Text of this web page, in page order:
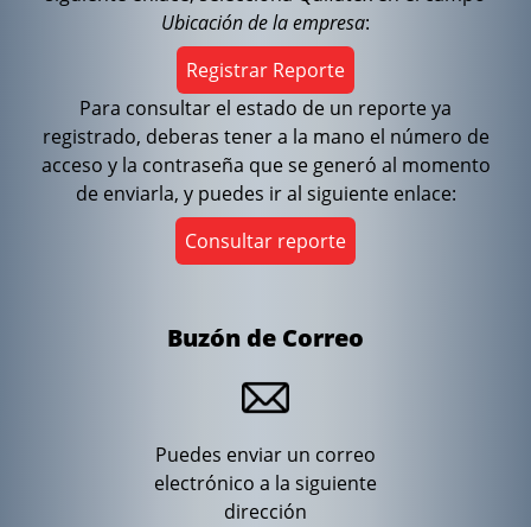
Ubicación de la empresa:
Registrar Reporte
Para consultar el estado de un reporte ya
registrado, deberas tener a la mano el número de
acceso y la contraseña que se generó al momento
de enviarla, y puedes ir al siguiente enlace:
Consultar reporte
Buzón de Correo
Puedes enviar un correo
electrónico a la siguiente
dirección